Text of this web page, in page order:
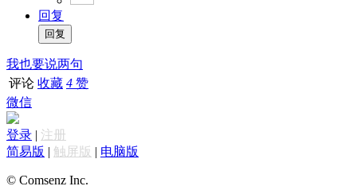
回复
我也要说两句
评论 收藏 4 赞
微信
登录 | 注册
简易版 | 触屏版 | 电脑版
© Comsenz Inc.